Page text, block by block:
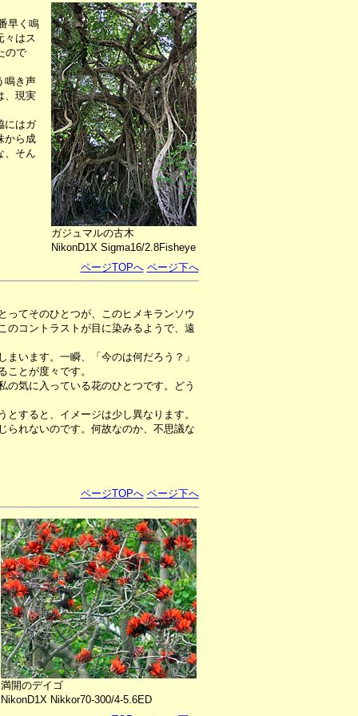
早く鳴
々はス
ので
鳴き声
、現実
にはガ
から成
、そん
ガジュマルの古木
NikonD1X Sigma16/2.8Fisheye
ページTOPへ ページ下へ
ってそのひとつが、このヒメキランソウ
のコントラストが目に染みるようで、遠
います。一瞬、「今のは何だろう？」
とが度々です。
気に入っている花のひとつです。どう
すると、イメージは少し異なります。
られないのです。何故なのか、不思議な
ページTOPへ ページ下へ
満開のデイゴ
NikonD1X Nikkor70-300/4-5.6ED